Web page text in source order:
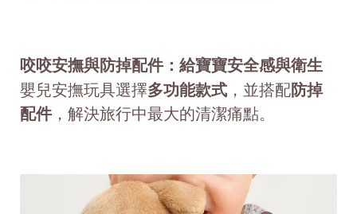
咬咬安撫與防掉配件：給寶寶安全感與衛生
嬰兒安撫玩具選擇多功能款式 ，並搭配防掉
配件 ，解決旅行中最大的清潔痛點。